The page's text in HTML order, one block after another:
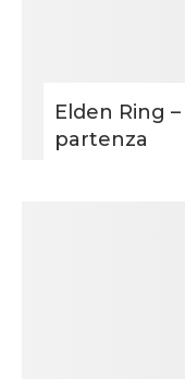
Elden Ring
partenza